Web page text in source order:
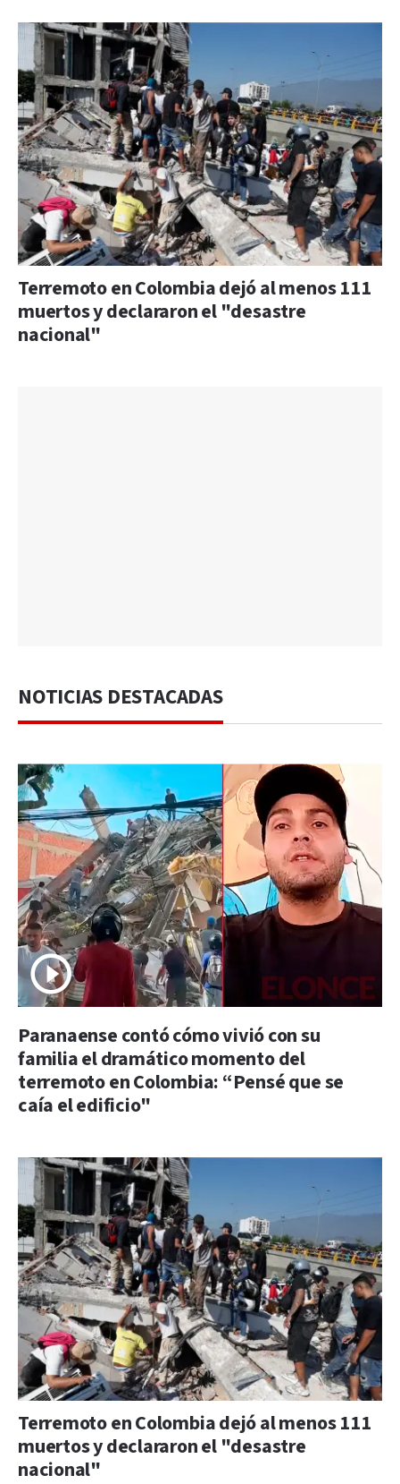
Terremoto en Colombia dejó al menos 111
muertos y declararon el "desastre
nacional"
NOTICIAS DESTACADAS
Paranaense contó cómo vivió con su
familia el dramático momento del
terremoto en Colombia: “Pensé que se
caía el edificio"
Terremoto en Colombia dejó al menos 111
muertos y declararon el "desastre
nacional"